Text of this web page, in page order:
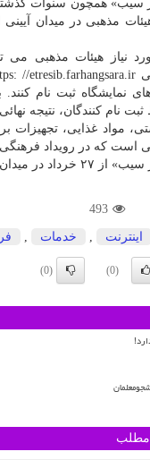
همچون سنوات گذشته
مذهبی در میدان
نمایشگاه ثبت نام کنند.
نام کنندگان، نتیجه
مواد غذایی، تجهیزات
است که در رویداد
هیئات مذهبی است.
493
اینترنت خدمات
(0)
(0)
مطلب